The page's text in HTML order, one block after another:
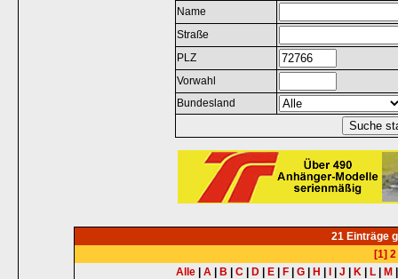
Name
Straße
PLZ
Vorwahl
Bundesland
21 Einträge
[1] 2
Alle
A B C D E F G H J K L M